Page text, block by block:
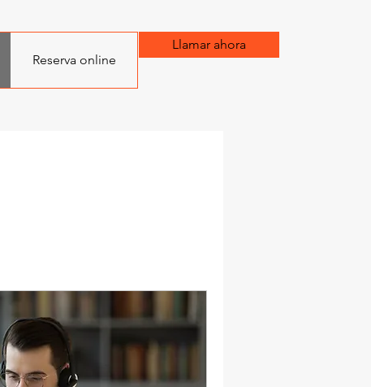
Reserva online
Llamar ahora